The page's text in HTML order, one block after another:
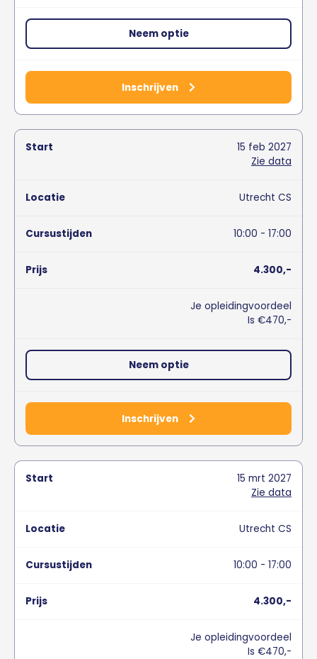
Neem optie
Inschrijven
15 feb 2027
Zie data
Utrecht CS
10:00 - 17:00
4.300,-
Je opleidingvoordeel
Is €470,-
Neem optie
Inschrijven
15 mrt 2027
Zie data
Utrecht CS
10:00 - 17:00
4.300,-
Je opleidingvoordeel
Is €470,-